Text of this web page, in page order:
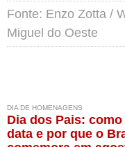
Fonte: Enzo Zotta /
Miguel do Oeste
DIA DE HOMENAGENS
Dia dos Pais:
data e por que o